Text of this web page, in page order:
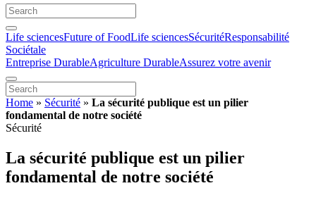
Life sciencesFuture of FoodLife sciencesSécuritéResponsabilité
Sociétale
Entreprise DurableAgriculture DurableAssurez votre avenir
Home » Sécurité » La sécurité publique est un pilier
fondamental de notre société
Sécurité
La sécurité publique est un pilier
fondamental de notre société